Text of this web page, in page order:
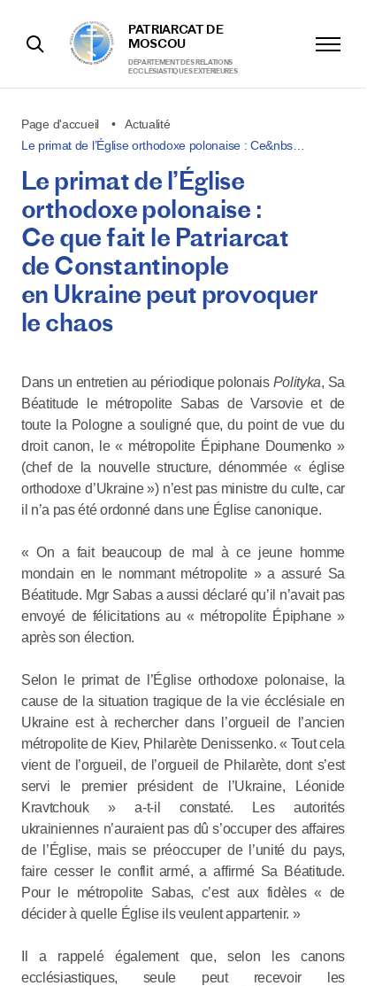
PATRIARCAT DE
MOSCOU
DÉPARTEMENT DES RELATIONS
ECCLÉSIASTIQUES EXTÉRIEURES
Page d'accueil
Actualité
Le primat de l’Église orthodoxe polonaise : Ce&nbs…
Le primat de l’Église
orthodoxe polonaise :
Ce que fait le Patriarcat
de Constantinople
en Ukraine peut provoquer
le chaos
Dans un entretien au périodique polonais Polityka, Sa
Béatitude le métropolite Sabas de Varsovie et de
toute la Pologne a souligné que, du point de vue du
droit canon, le « métropolite Épiphane Doumenko »
(chef de la nouvelle structure, dénommée « église
orthodoxe d’Ukraine ») n’est pas ministre du culte, car
il n’a pas été ordonné dans une Église canonique.
« On a fait beaucoup de mal à ce jeune homme
mondain en le nommant métropolite » a assuré Sa
Béatitude. Mgr Sabas a aussi déclaré qu’il n’avait pas
envoyé de félicitations au « métropolite Épiphane »
après son élection.
Selon le primat de l’Église orthodoxe polonaise, la
cause de la situation tragique de la vie écclésiale en
Ukraine est à rechercher dans l’orgueil de l’ancien
métropolite de Kiev, Philarète Denissenko. « Tout cela
vient de l’orgueil, de l’orgueil de Philarète, dont s’est
servi le premier président de l’Ukraine, Léonide
Kravtchouk » a-t-il constaté. Les autorités
ukrainiennes n’auraient pas dû s’occuper des affaires
de l’Église, mais se préoccuper de l’unité du pays,
faire cesser le conflit armé, a affirmé Sa Béatitude.
Pour le métropolite Sabas, c’est aux fidèles « de
décider à quelle Église ils veulent appartenir. »
Il a rappelé également que, selon les canons
ecclésiastiques, seule peut recevoir les